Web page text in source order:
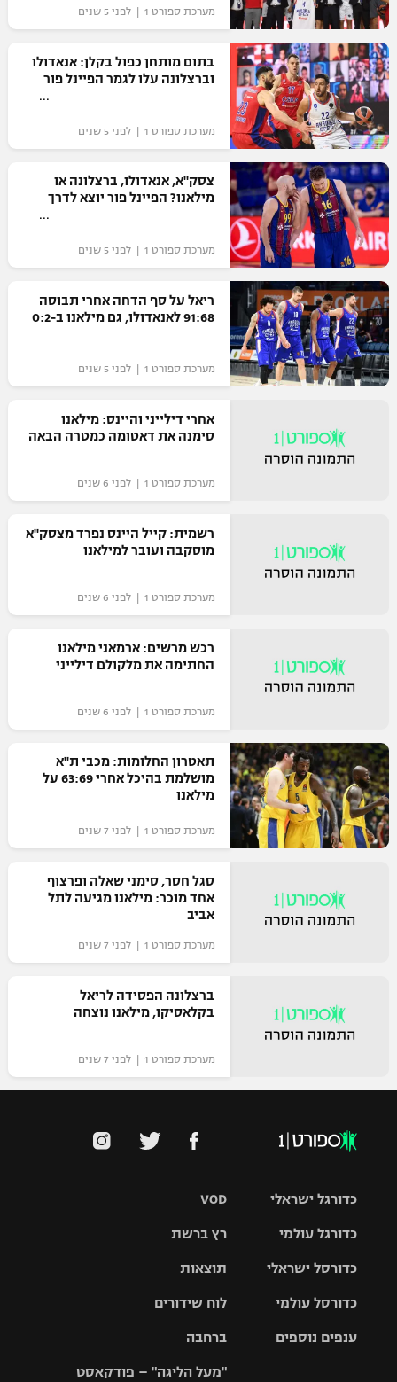
מערכת ספורט 1 | לפני 5 שנים
בתום מותחן כפול בקלן: אנאדולו
וברצלונה עלו לגמר הפיינל פור
מערכת ספורט 1 | לפני 5 שנים
צסק"א, אנאדולו, ברצלונה או
מילאנו? הפיינל פור יוצא לדרך
מערכת ספורט 1 | לפני 5 שנים
ריאל על סף הדחה אחרי תבוסה
91:68 לאנאדולו, גם מילאנו ב-0:2
מערכת ספורט 1 | לפני 5 שנים
אחרי דילייני והיינס: מילאנו
סימנה את דאטומה כמטרה הבאה
מערכת ספורט 1 | לפני 6 שנים
רשמית: קייל היינס נפרד מצסק"א
מוסקבה ועובר למילאנו
מערכת ספורט 1 | לפני 6 שנים
רכש מרשים: ארמאני מילאנו
החתימה את מלקולם דילייני
מערכת ספורט 1 | לפני 6 שנים
תאטרון החלומות: מכבי ת"א
מושלמת בהיכל אחרי 63:69 על
מילאנו
מערכת ספורט 1 | לפני 7 שנים
סגל חסר, סימני שאלה ופרצוף
אחד מוכר: מילאנו מגיעה לתל
אביב
מערכת ספורט 1 | לפני 7 שנים
ברצלונה הפסידה לריאל
בקלאסיקו, מילאנו נוצחה
מערכת ספורט 1 | לפני 7 שנים
VOD
רץ ברשת
תוצאות
לוח שידורים
ברחבה
"מעל הליגה" – פודקאסט
כדורגל ישראלי
גביע הטוטו
כדורגל עולמי
האלופות
ליגה
כדורסל ישראלי
סל
כדורסל עולמי
ענפים נוספים